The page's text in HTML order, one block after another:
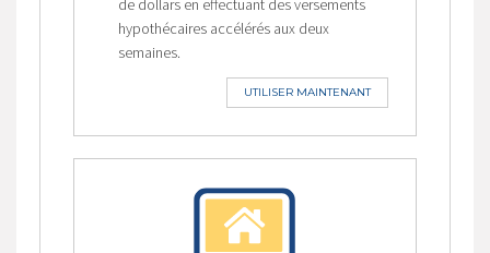
hypothécaires accélérés aux deux
semaines.
UTILISER MAINTENANT